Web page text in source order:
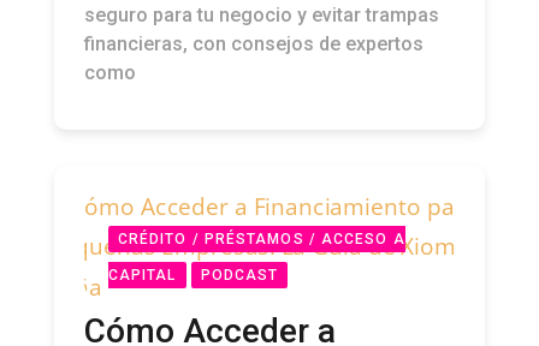
seguro para tu negocio y evitar trampas
financieras, con consejos de expertos
como
CRÉDITO / PRÉSTAMOS / ACCESO A
CAPITAL PODCAST
Cómo Acceder a